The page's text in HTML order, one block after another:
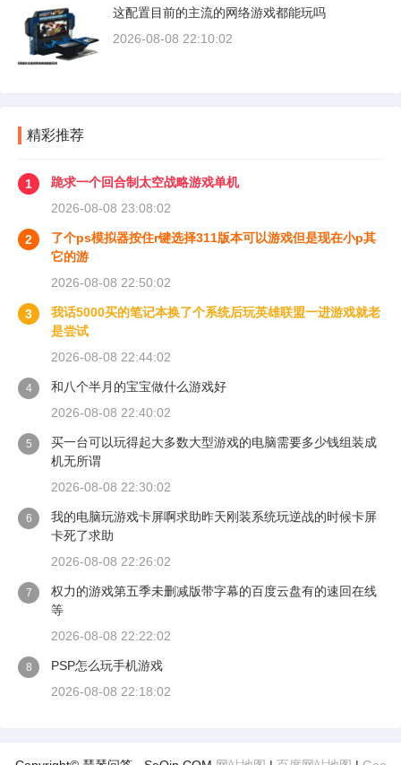
这配置目前的主流的网络游戏都能玩吗
2026-08-08 22:10:02
精彩推荐
1
跪求一个回合制太空战略游戏单机
2026-08-08 23:08:02
2
了个ps模拟器按住r键选择311版本可以游戏但是现在小p其
它的游
2026-08-08 22:50:02
3
我话5000买的笔记本换了个系统后玩英雄联盟一进游戏就老
是尝试
2026-08-08 22:44:02
4
和八个半月的宝宝做什么游戏好
2026-08-08 22:40:02
5
买一台可以玩得起大多数大型游戏的电脑需要多少钱组装成
机无所谓
2026-08-08 22:30:02
6
我的电脑玩游戏卡屏啊求助昨天刚装系统玩逆战的时候卡屏
卡死了求助
2026-08-08 22:26:02
7
权力的游戏第五季未删减版带字幕的百度云盘有的速回在线
等
2026-08-08 22:22:02
8
PSP怎么玩手机游戏
2026-08-08 22:18:02